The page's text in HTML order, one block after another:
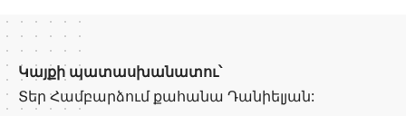
Կայքի պատասխանատու՝
Տեր Համբարձում քահանա Դանիելյան: